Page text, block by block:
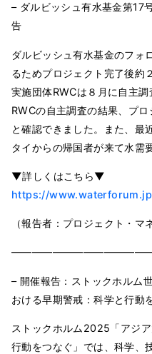
– ダルビッシュ有水基金第17
告
ダルビッシュ有水基金のフォ
るためプロジェクト完了後約
実施団体RWCは８月に自主調
RWCの自主調査の結果、プ
と確認できました。また、最
タイからの帰国者が来て水需
▼詳しくはこちら▼
https://
（報告者：プロジェクト・
– 開催報告：ストックホルム
おける早期警戒：科学と行動
ストックホルム2025「アジ
行動をつなぐ」では、科学、